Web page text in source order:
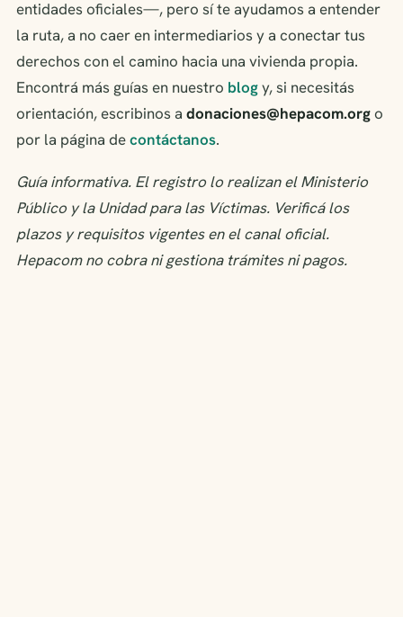
entidades oficiales—, pero sí te ayudamos a entender
la ruta, a no caer en intermediarios y a conectar tus
derechos con el camino hacia una vivienda propia.
Encontrá más guías en nuestro blogy, si necesitás
orientación, escribinos a donaciones@hepacom.orgo
por la página decontáctanos.
Guía informativa. El registro lo realizan el Ministerio
Público y la Unidad para las Víctimas. Verificá los
plazos y requisitos vigentes en el canal oficial.
Hepacom no cobra ni gestiona trámites ni pagos.